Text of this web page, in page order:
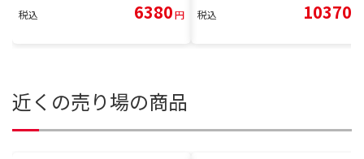
税込 6380円 税込 10370
近くの売り場の商品